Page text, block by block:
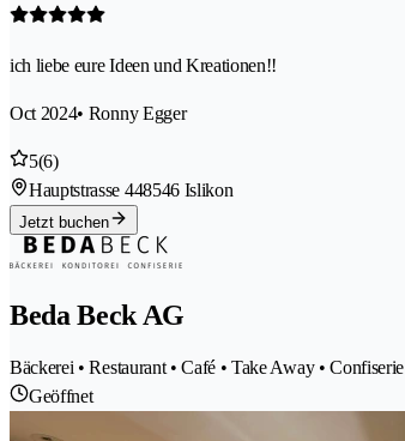
ich liebe eure Ideen und Kreationen!!
Oct 2024• Ronny Egger
5(6)
Hauptstrasse 448546 Islikon
Jetzt buchen
Beda Beck AG
Bäckerei • Restaurant • Café • Take Away • Confiserie
Geöffnet